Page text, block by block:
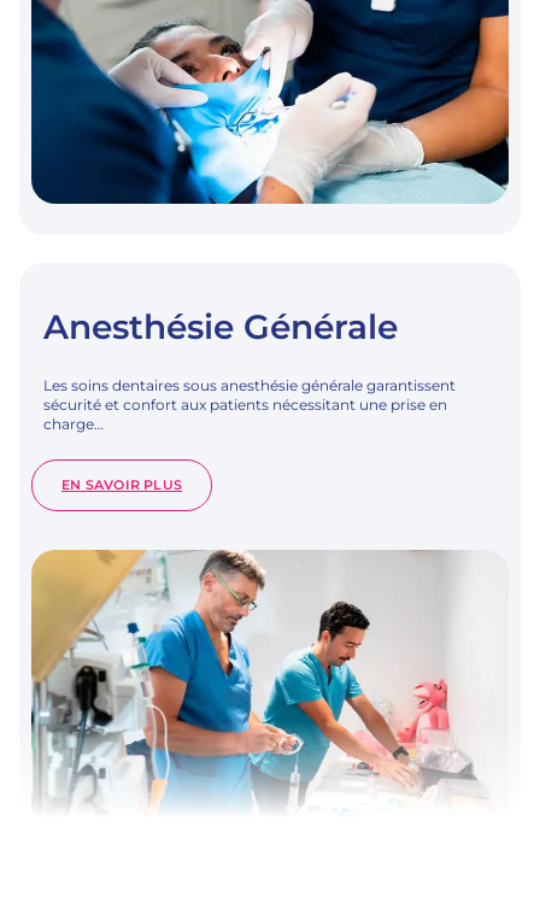
Anesthésie Générale
Les soins dentaires sous anesthésie générale garantissent
sécurité et confort aux patients nécessitant une prise en
charge…
EN SAVOIR PLUS:
ANESTHÉSIE